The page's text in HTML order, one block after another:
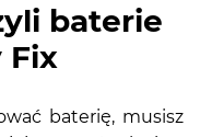
baterie
Fix
baterię, musisz